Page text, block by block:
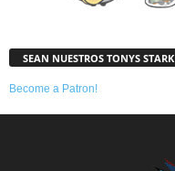
SEAN NUESTROS TONYS STARK
Become a Patron!